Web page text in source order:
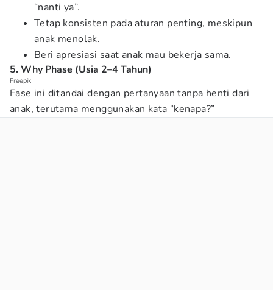
“nanti ya”.
Tetap konsisten pada aturan penting, meskipun
anak menolak.
Beri apresiasi saat anak mau bekerja sama.
5. Why Phase (Usia 2–4 Tahun)
Freepik
Fase ini ditandai dengan pertanyaan tanpa henti dari
anak, terutama menggunakan kata “kenapa?”